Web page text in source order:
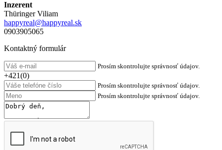
Inzerent
Thüringer Viliam
happyreal@happyreal.sk
0903905065
Kontaktný formulár
Prosím skontrolujte správnosť údajov.
+421(0)
Prosím skontrolujte správnosť údajov.
Prosím skontrolujte správnosť údajov.